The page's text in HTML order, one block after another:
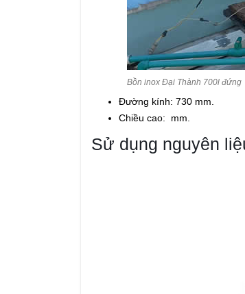
Bồn inox Đại Thành 700l đứng
Đường kính: 730 mm.
Chiều cao: mm.
Sử dụng nguyên